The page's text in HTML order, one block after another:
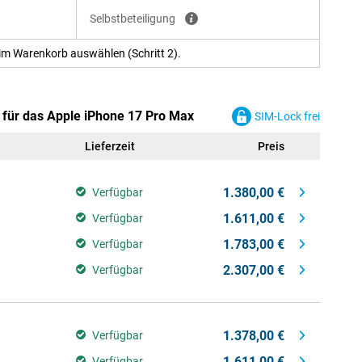
Selbstbeteiligung
Warenkorb auswählen (Schritt 2).
das Apple iPhone 17 Pro Max SIM-Lock frei
Lieferzeit Preis
Verfügbar 1.380,00 €
Verfügbar 1.611,00 €
Verfügbar 1.783,00 €
Verfügbar 2.307,00 €
Verfügbar 1.378,00 €